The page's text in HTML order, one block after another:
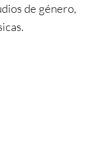
de género,